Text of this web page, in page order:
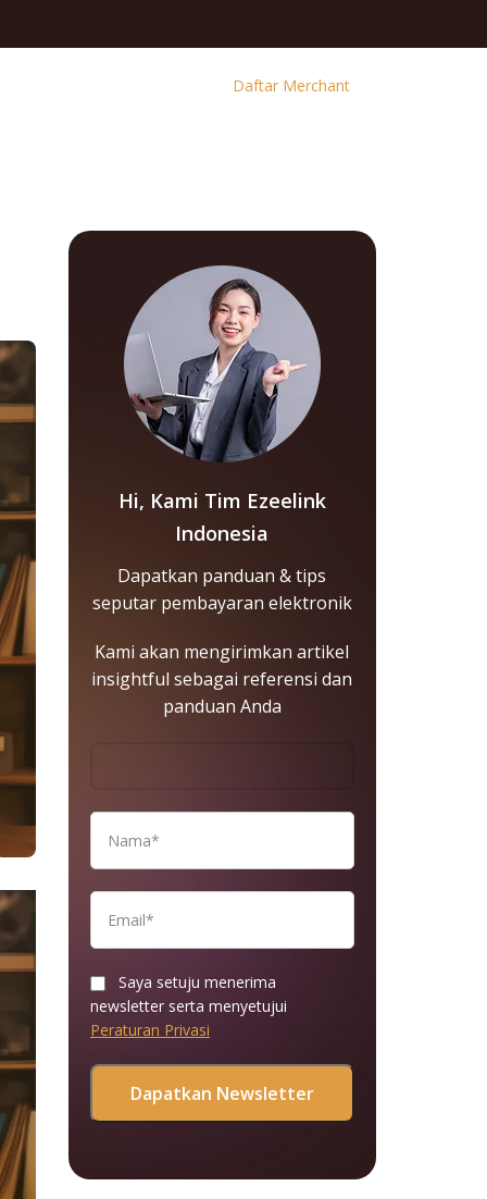
Daftar Merchant
Hi, Kami Tim Ezeelink
Indonesia
Dapatkan panduan & tips
seputar pembayaran elektronik
Kami akan mengirimkan artikel
insightful sebagai referensi dan
panduan Anda
Saya setuju menerima
newsletter serta menyetujui
Peraturan Privasi